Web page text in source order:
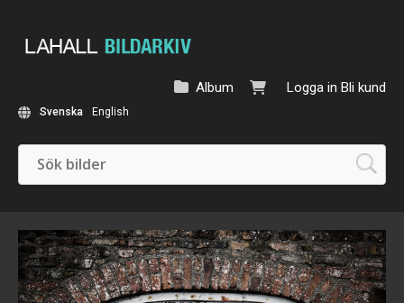
Logga in Bli kund
Album
Svenska English